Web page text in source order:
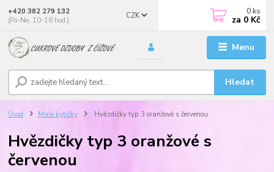
Menu
CZK
Hledat
+420 382 279 132
(Po-Ne, 10-18 hod.)
0 ks
za 0 Kč
Úvod Malé kytičky Hvězdičky typ 3 oranžové s červenou
Hvězdičky typ 3 oranžové s
červenou